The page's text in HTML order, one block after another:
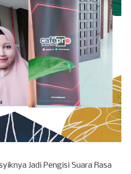
Jadi Pengisi Suara Rasa